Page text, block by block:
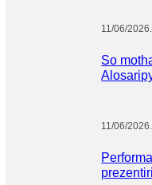
11/06/2026.
So
11/06/2026.